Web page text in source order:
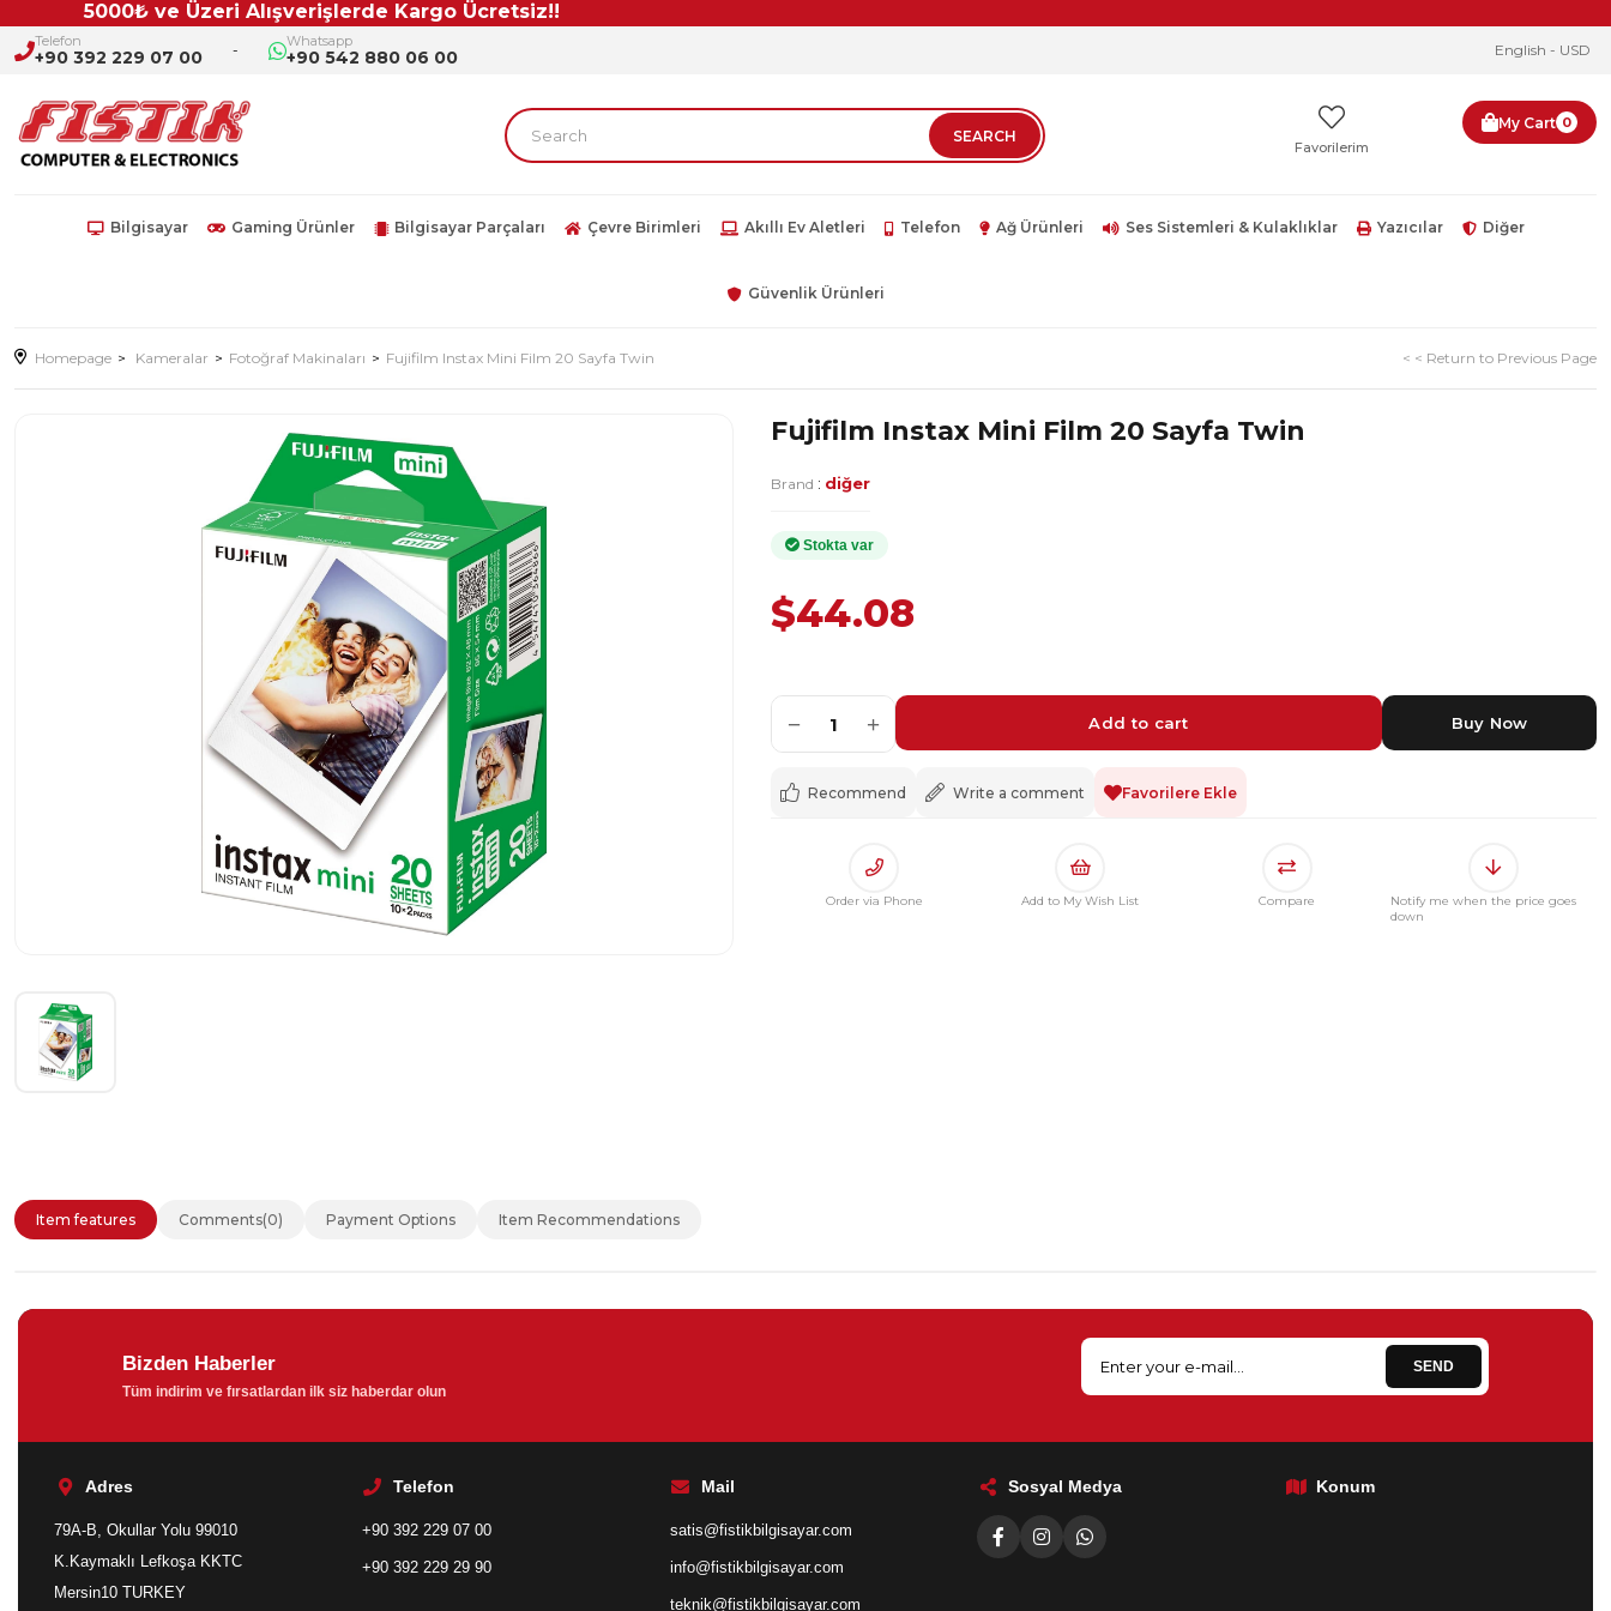
5000₺ ve Üzeri Alışverişlerde Kargo Ücretsiz!!
Telefon
+90 392 229 07 00
Whatsapp
+90 542 880 06 00 English - USD
My Cart 0
Favorilerim
Bilgisayar Gaming Ürünler Bilgisayar Parçaları Çevre Birimleri Akıllı Ev Aletleri Telefon Ağ Ürünleri Ses Sistemleri & Kulaklıklar Yazıcılar Diğer
Güvenlik Ürünleri
Homepage Kameralar Fotoğraf Makinaları Fujifilm Instax Mini Film 20 Sayfa Twin < < Return to Previous Page
Fujifilm Instax Mini Film 20 Sayfa Twin
Brand : diğer
$44.08
− 1 +
Recommend Write a comment Favorilere Ekle
Order via Phone Add to My Wish List Compare
Notify me when the price goes
down
Item features Comments(0) Payment Options Item Recommendations
Bizden Haberler
Tüm indirim ve fırsatlardan ilk siz haberdar olun
SEND
Adres
79A-B, Okullar Yolu 99010
K.Kaymaklı Lefkoşa KKTC
Mersin10 TURKEY
Telefon
+90 392 229 07 00
+90 392 229 29 90
Mail
satis@fistikbilgisayar.com
info@fistikbilgisayar.com
teknik@fistikbilgisayar.com
Sosyal Medya Konum